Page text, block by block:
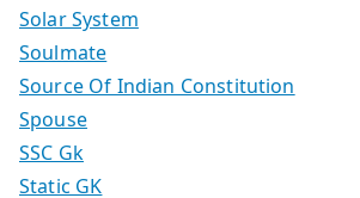
Solar System
Soulmate
Source Of Indian Constitution
Spouse
SSC Gk
Static GK